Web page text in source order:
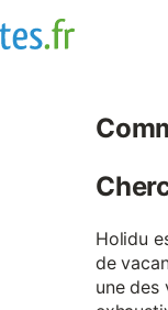
Holidu
de
une des